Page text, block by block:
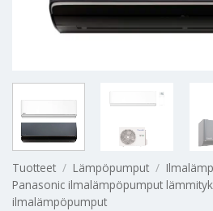
Tuotteet / Lämpöpumput /
Panasonic ilmalämpöpumput
ilmalämpöpumput